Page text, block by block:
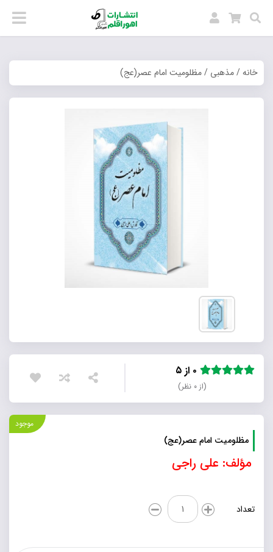
خانه/مذهبی / مظلومیت امام عصر(عج)
(از ۰ نظر)
موجود
مظلومیت امام عصر(عج)
مؤلف: علی راجی
تعداد
مظلومیت
امام
عصر(عج)